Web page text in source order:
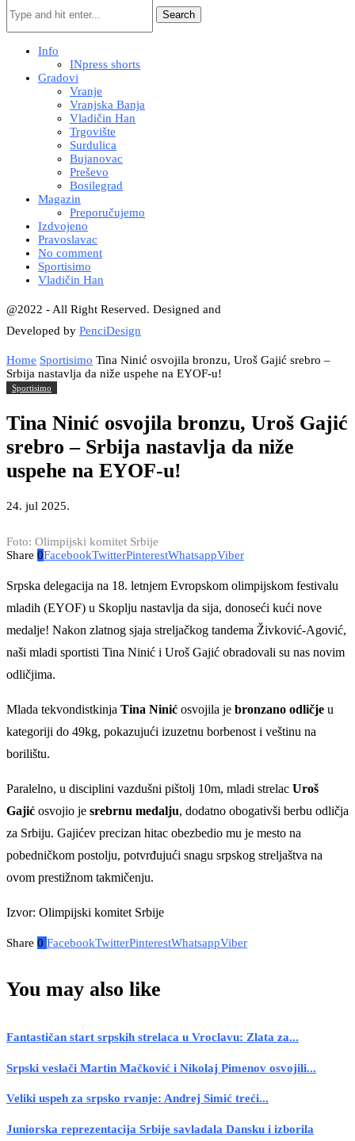
Search
Info
INpress shorts
Gradovi
Vranje
Vranjska Banja
Vladičin Han
Trgovište
Surdulica
Bujanovac
Preševo
Bosilegrad
Magazin
Preporučujemo
Izdvojeno
Pravoslavac
No comment
Sportisimo
Vladičin Han
@2022 - All Right Reserved. Designed and
Developed by PenciDesign
Home Sportisimo Tina Ninić osvojila bronzu, Uroš Gajić srebro –
Srbija nastavlja da niže uspehe na EYOF-u!
Sportisimo
Tina Ninić osvojila bronzu, Uroš Gajić
srebro – Srbija nastavlja da niže
uspehe na EYOF-u!
24. jul 2025.
Foto: Olimpijski komitet Srbije
Share 0FacebookTwitterPinterestWhatsappViber
Srpska delegacija na 18. letnjem Evropskom olimpijskom festivalu
mladih (EYOF) u Skoplju nastavlja da sija, donoseći kući nove
medalje! Nakon zlatnog sjaja streljačkog tandema Živković-Agović,
naši mladi sportisti Tina Ninić i Uroš Gajić obradovali su nas novim
odličjima.
Mlada tekvondistkinja Tina Ninić osvojila je bronzano odličje u
kategoriji do 49kg, pokazujući izuzetnu borbenost i veštinu na
borilištu.
Paralelno, u disciplini vazdušni pištolj 10m, mladi strelac Uroš
Gajić osvojio je srebrnu medalju, dodatno obogativši berbu odličja
za Srbiju. Gajićev precizan hitac obezbedio mu je mesto na
pobedničkom postolju, potvrđujući snagu srpskog streljaštva na
ovom prestižnom takmičenju.
Izvor: Olimpijski komitet Srbije
Share 0 FacebookTwitterPinterestWhatsappViber
You may also like
Fantastičan start srpskih strelaca u Vroclavu: Zlata za...
Srpski veslači Martin Mačković i Nikolaj Pimenov osvojili...
Veliki uspeh za srpsko rvanje: Andrej Simić treći...
Juniorska reprezentacija Srbije savladala Dansku i izborila